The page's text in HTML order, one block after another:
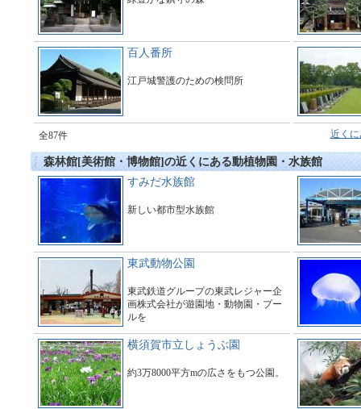
百人番所
江戸城警護のための検問所
全87件 近く
森林館[美術館・博物館]の近くにある動植物園・水族館
すみだ水族館
新しい都市型水族館
東武動物公園
東武鉄道グループの東武レジャー企
画株式会社が遊園地・動物園・プー
ルを
施設である。
横須賀市立しょうぶ園
約3万8000平方mの広さをもつ公園。